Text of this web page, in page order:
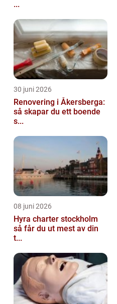
...
30 juni 2026
Renovering i Åkersberga:
så skapar du ett boende
s...
08 juni 2026
Hyra charter stockholm
så får du ut mest av din
t...